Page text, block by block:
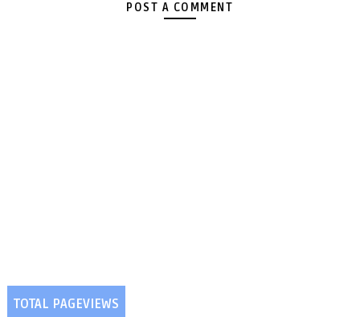
POST A COMMENT
TOTAL PAGEVIEWS